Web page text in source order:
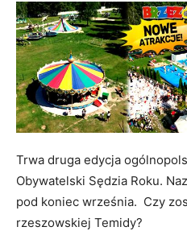
Trwa druga edycja
Obywatelski Sędzia Roku.
pod koniec września. Czy
rzeszowskiej Temidy?